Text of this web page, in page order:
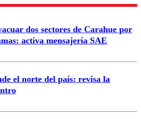
Enviar comentario
dos sectores de Carahue por
activa mensajería SAE
el norte del país: revisa la